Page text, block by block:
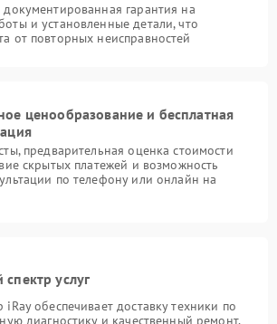
документированная гарантия на
и установленные детали, что
от повторных неисправностей
ценообразование и бесплатная
предварительная оценка стоимости
скрытых платежей и возможность
по телефону или онлайн на
услуг
обеспечивает доставку техники по
диагностику и качественный ремонт,